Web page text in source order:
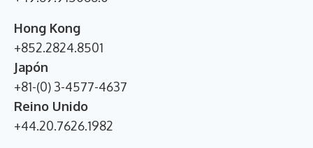
Hong Kong
+852.2824.8501
Japón
+81-(0) 3-4577-4637
Reino Unido
+44.20.7626.1982